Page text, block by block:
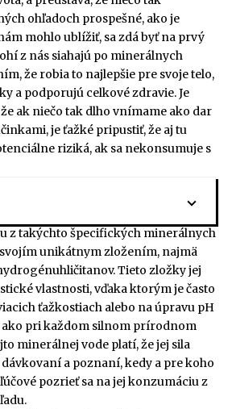
ohľadoch prospešné, ako je
mohlo ublížiť, sa zdá byť na prvý
z nás siahajú po minerálnych
že robia to najlepšie pre svoje telo,
a podporujú celkové zdravie. Je
ak niečo tak dlho vnímame ako dar
je ťažké pripustiť, že aj tu
riziká, ak sa nekonsumuje s
z takýchto špecifických minerálnych
unikátnym zložením, najmä
Tieto zložky jej
vlastnosti, vďaka ktorým je často
ťažkostiach alebo na úpravu pH
ako pri každom silnom prírodnom
minerálnej vode platí, že jej sila
a poznaní, kedy a pre koho
pozrieť sa na jej konzumáciu z